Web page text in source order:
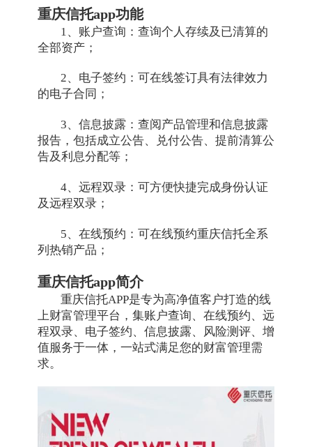
重庆信托app功能
1、账户查询：查询个人存续及已清算的
全部资产；
2、电子签约：可在线签订具有法律效力
的电子合同；
3、信息披露：查阅产品管理和信息披露
报告，包括成立公告、兑付公告、提前清算公
告及利息分配等；
4、远程双录：可方便快捷完成身份认证
及远程双录；
5、在线预约：可在线预约重庆信托全系
列热销产品；
重庆信托app简介
重庆信托APP是专为高净值客户打造的线
上财富管理平台，集账户查询、在线预约、远
程双录、电子签约、信息披露、风险测评、增
值服务于一体，一站式满足您的财富管理需
求。